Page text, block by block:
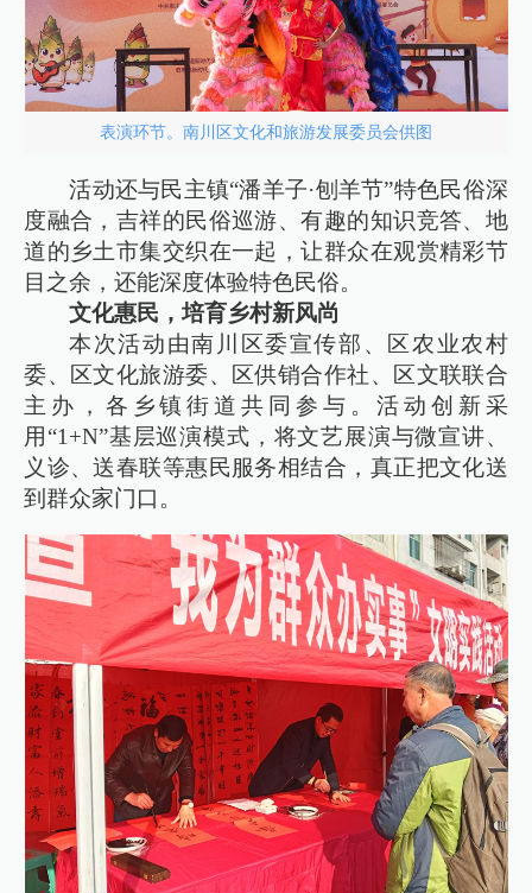
表演环节。南川区文化和旅游发展委员会供图
活动还与民主镇“潘羊子·刨羊节”特色民俗深
度融合，吉祥的民俗巡游、有趣的知识竞答、地
道的乡土市集交织在一起，让群众在观赏精彩节
目之余，还能深度体验特色民俗。
文化惠民，培育乡村新风尚
本次活动由南川区委宣传部、区农业农村
委、区文化旅游委、区供销合作社、区文联联合
主办，各乡镇街道共同参与。活动创新采
用“1+N”基层巡演模式，将文艺展演与微宣讲、
义诊、送春联等惠民服务相结合，真正把文化送
到群众家门口。